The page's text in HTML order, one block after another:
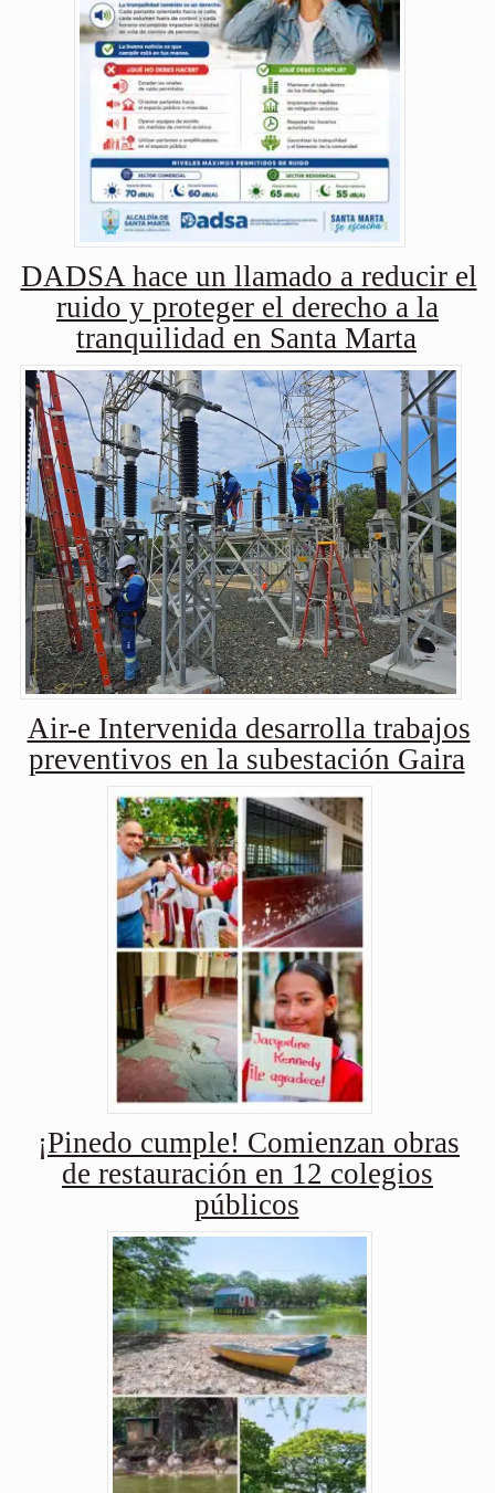
DADSA hace un llamado a reducir el
ruido y proteger el derecho a la
tranquilidad en Santa Marta
Air-e Intervenida desarrolla trabajos
preventivos en la subestación Gaira
¡Pinedo cumple! Comienzan obras
de restauración en 12 colegios
públicos